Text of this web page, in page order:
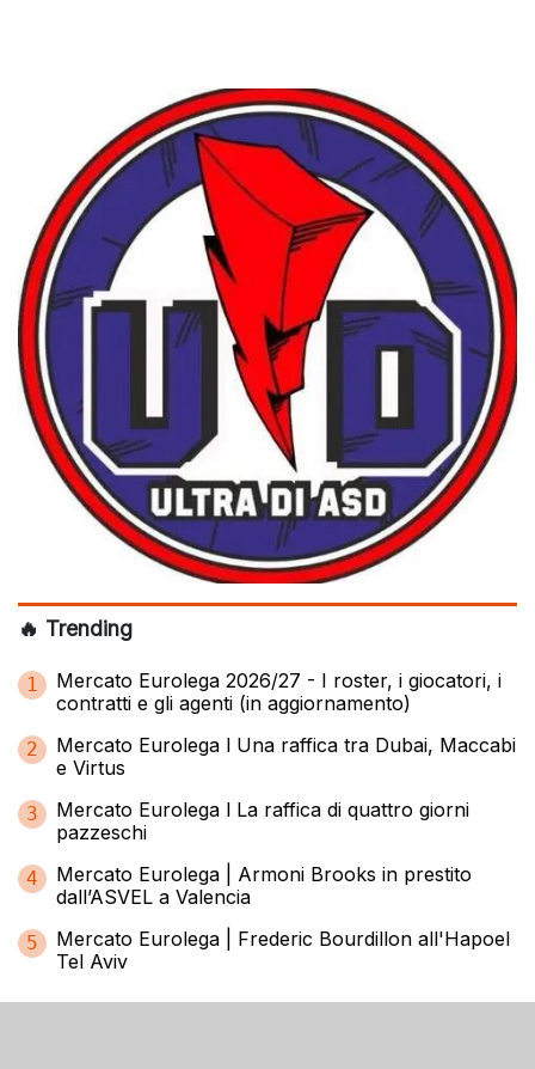
🔥 Trending
1
Mercato Eurolega 2026/27 - I roster, i giocatori, i
contratti e gli agenti (in aggiornamento)
2
Mercato Eurolega l Una raffica tra Dubai, Maccabi
e Virtus
3
Mercato Eurolega l La raffica di quattro giorni
pazzeschi
4
Mercato Eurolega | Armoni Brooks in prestito
dall’ASVEL a Valencia
5
Mercato Eurolega | Frederic Bourdillon all'Hapoel
Tel Aviv